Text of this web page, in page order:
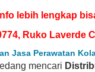
Info lebih lengkap
Ruko
Jasa Perawatan
mencari